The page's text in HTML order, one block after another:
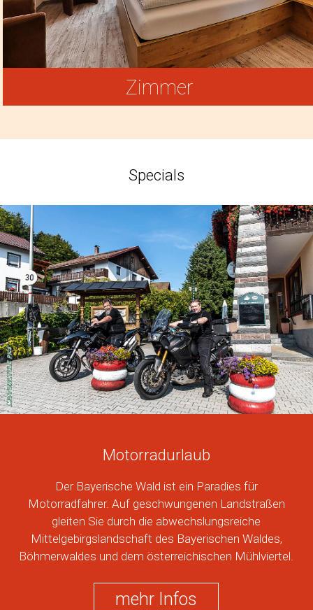
Zimmer
Specials
Motorradurlaub
Der Bayerische Wald ist ein Paradies für
Motorradfahrer. Auf geschwungenen Landstraßen
gleiten Sie durch die abwechslungsreiche
Mittelgebirgslandschaft des Bayerischen Waldes,
Böhmerwaldes und dem österreichischen Mühlviertel.
mehr Infos